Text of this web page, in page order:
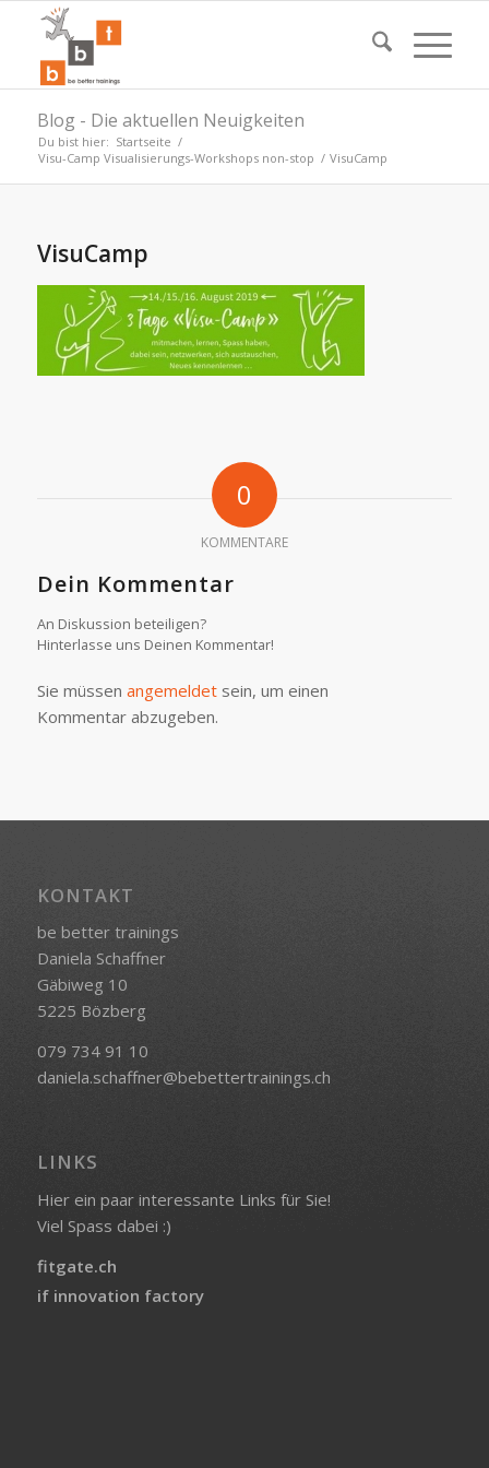
Blog - Die aktuellen Neuigkeiten
Du bist hier: Startseite /
Visu-Camp Visualisierungs-Workshops non-stop / VisuCamp
VisuCamp
0
KOMMENTARE
Dein Kommentar
An Diskussion beteiligen?
Hinterlasse uns Deinen Kommentar!
Sie müssen angemeldetsein, um einen
Kommentar abzugeben.
KONTAKT
be better trainings
Daniela Schaffner
Gäbiweg 10
5225 Bözberg
079 734 91 10
daniela.schaffner@bebettertrainings.ch
LINKS
Hier ein paar interessante Links für Sie!
Viel Spass dabei :)
fitgate.ch
if innovation factory